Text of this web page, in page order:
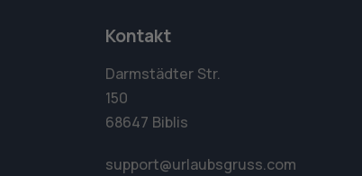
Kontakt
Darmstädter Str.
150
68647 Biblis
support@urlaubsgruss.com